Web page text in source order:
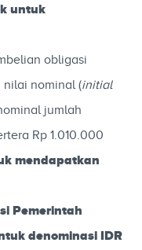
untuk
obligasi
nilai nominal (initial
jumlah
Rp 1.010.000
mendapatkan
Pemerintah
denominasi IDR